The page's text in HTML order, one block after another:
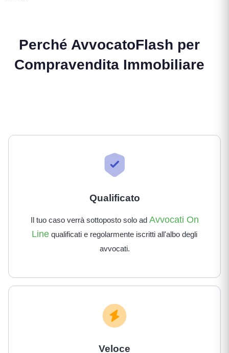
Perché AvvocatoFlash per
Compravendita Immobiliare
Qualificato
Il tuo caso verrà sottoposto solo ad Avvocati On
Line qualificati e regolarmente iscritti all'albo degli
avvocati.
Veloce